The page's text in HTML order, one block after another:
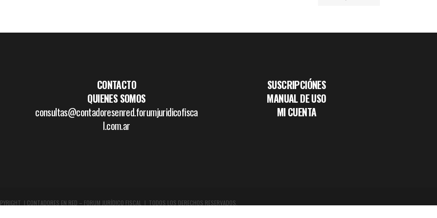
CONTACTO
QUIENES SOMOS
consultas@contadoresenred.forumjuridicofisca
l.com.ar
SUSCRIPCIÓNES
MANUAL DE USO
MI CUENTA
| CONTADORES EN RED – FORUM JURÍDICO FISCAL | TODOS LOS DERECHOS RESERVADOS.